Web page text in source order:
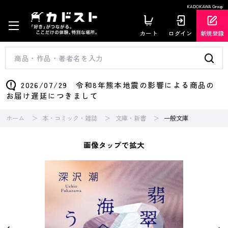
KADOKAWA Group
カート ログイン 新規登録
2026/07/29 令和8年熊本地震の影響による商品の
お届け遅延につきまして
ホーム 本・コミック・雑誌 文庫・新書 一般文庫
画像タップで拡大